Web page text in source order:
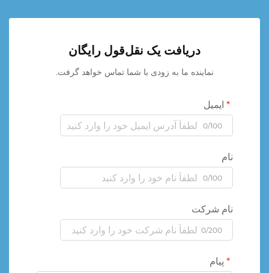
دریافت یک نقل‌قول رایگان
نماینده ما به زودی با شما تماس خواهد گرفت.
ایمیل
0/100
نام
0/100
نام شرکت
0/200
پیام